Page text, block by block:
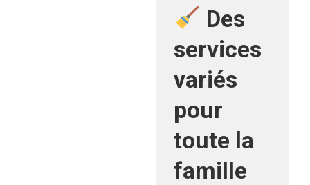
Des
services
variés
pour
toute la
famille